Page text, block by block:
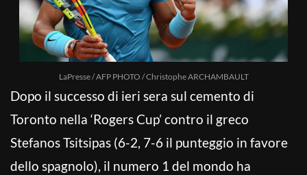
LaPresse / AFP PHOTO / Christophe ARCHAMBAULT
Dopo il successo di ieri sera sul cemento di
Toronto nella ‘Rogers Cup’ contro il greco
Stefanos Tsitsipas (6-2, 7-6 il punteggio in favore
dello spagnolo), il numero 1 del mondo ha